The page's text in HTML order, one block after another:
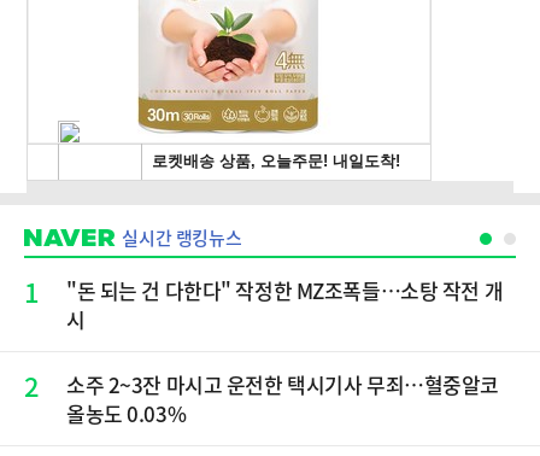
실시간 랭킹뉴스
1
"돈 되는 건 다한다" 작정한 MZ조폭들…소탕 작전 개
시
2
소주 2~3잔 마시고 운전한 택시기사 무죄…혈중알코
올농도 0.03%